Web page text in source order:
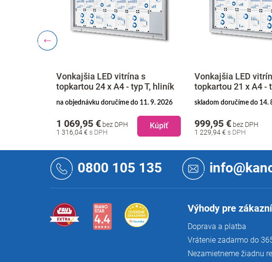
Vonkajšia LED vitrína s
topkartou 21 x A4 - typ T, hliník
skladom doručíme do 14. 8. 2026
1 229,94 €
999,95 € bez DPH Kúpiť
Vonkajšia LED
topkartou 27 x A4 -
skladom doručíme do 14.
1 414,44 €
1 149,95 €bez DPH
0800 105 135
Výhody pre
Doprava a platba
Vrátenie zadarmo do
Nezamietneme žiadnu